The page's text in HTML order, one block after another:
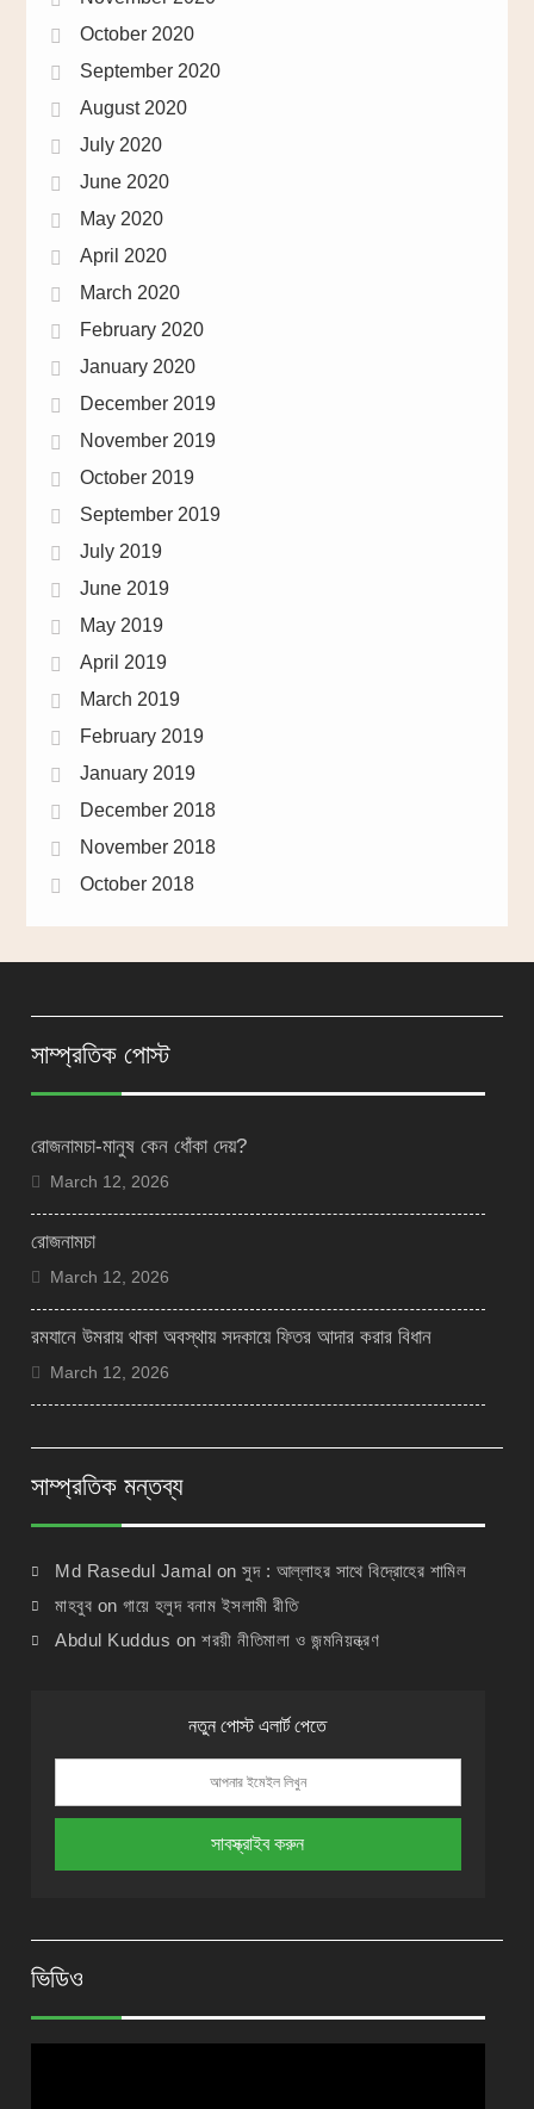
October 2020
September 2020
August 2020
July 2020
June 2020
May 2020
April 2020
March 2020
February 2020
January 2020
December 2019
November 2019
October 2019
September 2019
July 2019
June 2019
May 2019
April 2019
March 2019
February 2019
January 2019
December 2018
November 2018
October 2018
সাম্প্রতিক পোস্ট
রোজনামচা-মানুষ কেন ধোঁকা দেয়?
March 12, 2026
রোজনামচা
March 12, 2026
রমযানে উমরায় থাকা অবস্থায় সদকায়ে ফিতর আদার করার বিধান
March 12, 2026
সাম্প্রতিক মন্তব্য
Md Rasedul Jamal onসুদ : আল্লাহর সাথে বিদ্রোহের শামিল
মাহবুব onগায়ে হলুদ বনাম ইসলামী রীতি
Abdul Kuddus onশরয়ী নীতিমালা ও জন্মনিয়ন্ত্রণ
নতুন পোস্ট এলার্ট পেতে
ভিডিও